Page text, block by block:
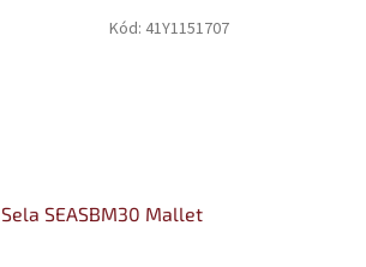
Sela SEASBM30 Mallet
Kód: 41Y1151707